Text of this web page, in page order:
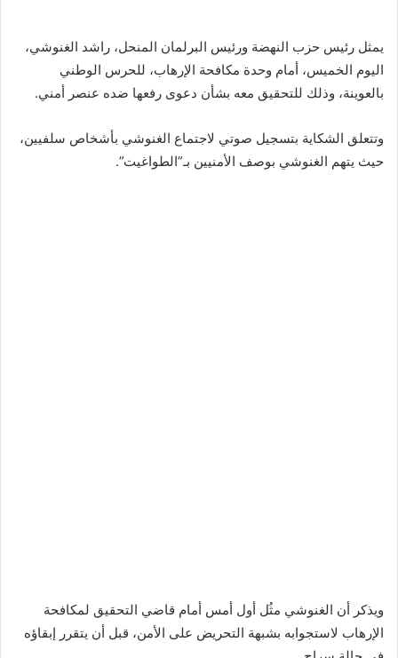
يمثل رئيس حزب النهضة ورئيس البرلمان المنحل، راشد الغنوشي،
اليوم الخميس، أمام وحدة مكافحة الإرهاب، للحرس الوطني
بالعوينة، وذلك للتحقيق معه بشأن دعوى رفعها ضده عنصر أمني.
وتتعلق الشكاية بتسجيل صوتي لاجتماع الغنوشي بأشخاص سلفيين،
حيث يتهم الغنوشي بوصف الأمنيين بـ”الطواغيت”.
ويذكر أن الغنوشي مثُل أول أمس أمام قاضي التحقيق لمكافحة
الإرهاب لاستجوابه بشبهة التحريض على الأمن، قبل أن يتقرر إبقاؤه